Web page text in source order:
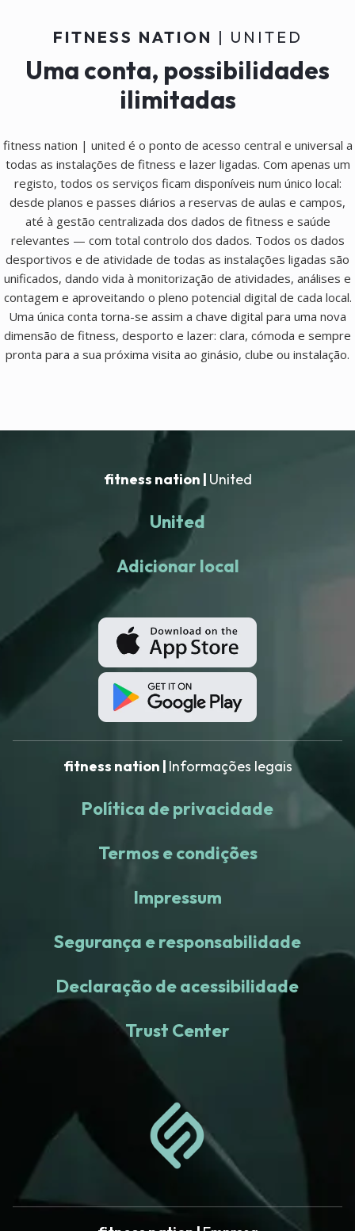
FITNESS NATION | UNITED
Uma conta, possibilidades
ilimitadas
fitness nation | united é o ponto de acesso central e universal a
todas as instalações de fitness e lazer ligadas. Com apenas um
registo, todos os serviços ficam disponíveis num único local:
desde planos e passes diários a reservas de aulas e campos,
até à gestão centralizada dos dados de fitness e saúde
relevantes — com total controlo dos dados. Todos os dados
desportivos e de atividade de todas as instalações ligadas são
unificados, dando vida à monitorização de atividades, análises e
contagem e aproveitando o pleno potencial digital de cada local.
Uma única conta torna-se assim a chave digital para uma nova
dimensão de fitness, desporto e lazer: clara, cómoda e sempre
pronta para a sua próxima visita ao ginásio, clube ou instalação.
fitness nation | United
United
Adicionar local
fitness nation | Informações legais
Política de privacidade
Termos e condições
Impressum
Segurança e responsabilidade
Declaração de acessibilidade
Trust Center